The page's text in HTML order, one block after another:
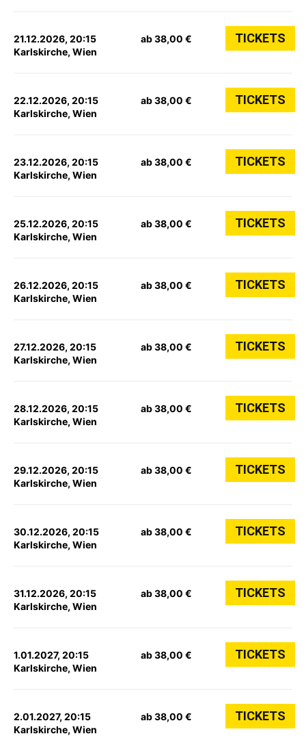
21.12.2026, 20:15
Karlskirche, Wien
ab 38,00 € TICKETS
22.12.2026, 20:15
Karlskirche, Wien
ab 38,00 € TICKETS
23.12.2026, 20:15
Karlskirche, Wien
ab 38,00 € TICKETS
25.12.2026, 20:15
Karlskirche, Wien
ab 38,00 € TICKETS
26.12.2026, 20:15
Karlskirche, Wien
ab 38,00 € TICKETS
27.12.2026, 20:15
Karlskirche, Wien
ab 38,00 € TICKETS
28.12.2026, 20:15
Karlskirche, Wien
ab 38,00 € TICKETS
29.12.2026, 20:15
Karlskirche, Wien
ab 38,00 € TICKETS
30.12.2026, 20:15
Karlskirche, Wien
ab 38,00 € TICKETS
31.12.2026, 20:15
Karlskirche, Wien
ab 38,00 € TICKETS
1.01.2027, 20:15
Karlskirche, Wien
ab 38,00 € TICKETS
2.01.2027, 20:15
Karlskirche, Wien
ab 38,00 € TICKETS